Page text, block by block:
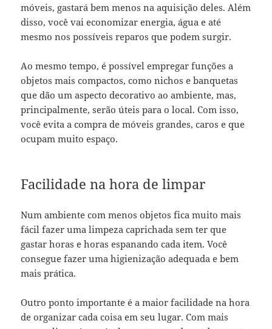
móveis, gastará bem menos na aquisição deles. Além
disso, você vai economizar energia, água e até
mesmo nos possíveis reparos que podem surgir.
Ao mesmo tempo, é possível empregar funções a
objetos mais compactos, como nichos e banquetas
que dão um aspecto decorativo ao ambiente, mas,
principalmente, serão úteis para o local. Com isso,
você evita a compra de móveis grandes, caros e que
ocupam muito espaço.
Facilidade na hora de limpar
Num ambiente com menos objetos fica muito mais
fácil fazer uma limpeza caprichada sem ter que
gastar horas e horas espanando cada item. Você
consegue fazer uma higienização adequada e bem
mais prática.
Outro ponto importante é a maior facilidade na hora
de organizar cada coisa em seu lugar. Com mais